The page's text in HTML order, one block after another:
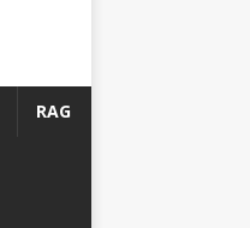
RAG